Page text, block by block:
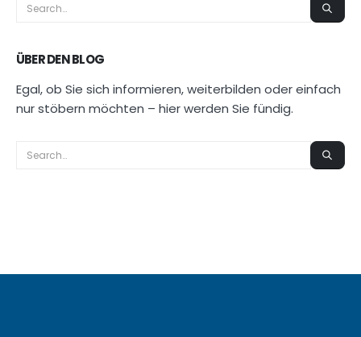
ÜBER DEN BLOG
Egal, ob Sie sich informieren, weiterbilden oder einfach
nur stöbern möchten – hier werden Sie fündig.